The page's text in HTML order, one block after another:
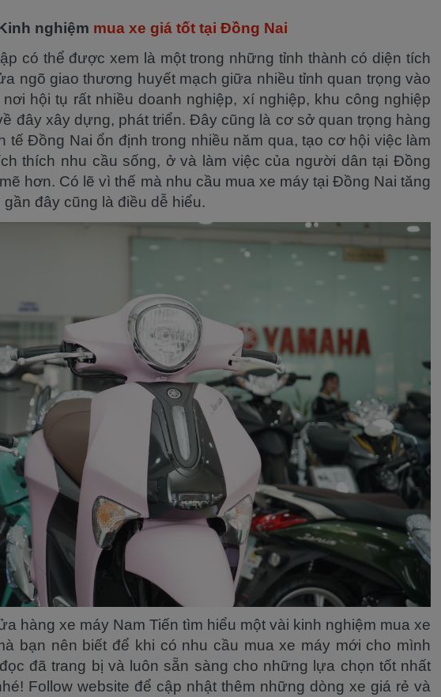
nghiệm mua xe giá tốt tại Đồng Nai
có thể được xem là một trong những tỉnh thành có diện tích
ngõ giao thương huyết mạch giữa nhiều tỉnh quan trọng vào
hội tụ rất nhiều doanh nghiệp, xí nghiệp, khu công nghiệp
đây xây dựng, phát triển. Đây cũng là cơ sở quan trọng hàng
tế Đồng Nai ổn định trong nhiều năm qua, tạo cơ hội việc làm
thích nhu cầu sống, ở và làm việc của người dân tại Đồng
hơn. Có lẽ vì thế mà nhu cầu mua xe máy tại Đồng Nai tăng
đây cũng là điều dễ hiểu.
hàng xe máy Nam Tiến tìm hiểu một vài kinh nghiệm mua xe
bạn nên biết để khi có nhu cầu mua xe máy mới cho mình
đã trang bị và luôn sẵn sàng cho những lựa chọn tốt nhất
Follow website để cập nhật thêm những dòng xe giá rẻ và